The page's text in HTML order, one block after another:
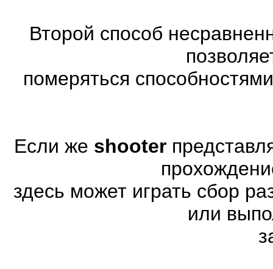
Второй способ
померяться
Если же shooter
здесь может играть сбор
или